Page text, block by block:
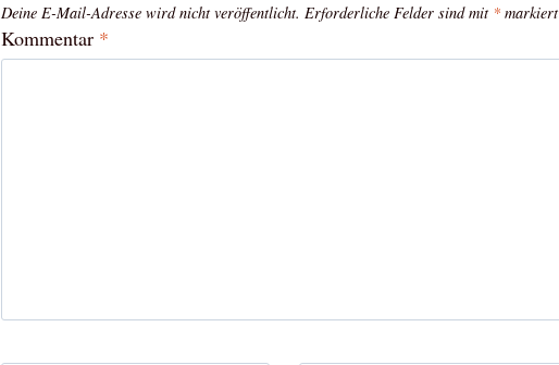
Deine E-Mail-Adresse wird nicht veröffentlicht. Erforderliche Felder sind mit * markiert
Kommentar *